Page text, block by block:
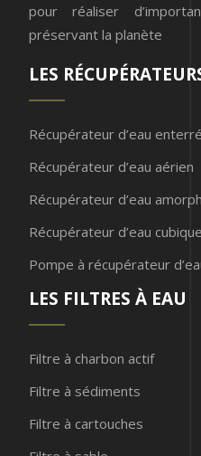
pour réaliser
préservant la planète
LES
Récupérateur d’eau enterré
Récupérateur d’eau aérien
Récupérateur d’eau
Récupérateur d’eau cubique
Pompe à récupérateur
LES FILTRES À EAU
Filtre à charbon actif
Filtre à sédiments
Filtre à cartouches